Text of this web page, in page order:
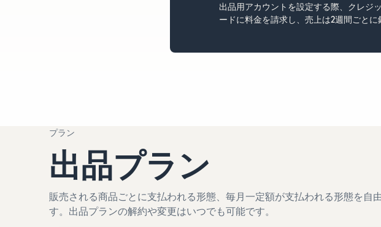
出品用アカウントを設定する際、クレジ
ードに料金を請求し、売上は2週間ごとに
プラン
出品プラン
販売される商品ごとに支払われる形態、毎月一定額が支払われる形態を自
す。出品プランの解約や変更はいつでも可能です。